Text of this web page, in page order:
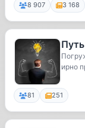
8 907 3 168
ирно
81 251